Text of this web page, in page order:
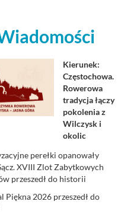
Kierunek:
Częstochowa.
Rowerowa
tradycja łączy
pokolenia z
Wilczysk i
okolic
perełki opanowały
XVIII Zlot Zabytkowych
przeszedł do historii
Piękna 2026 przeszedł do